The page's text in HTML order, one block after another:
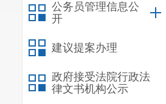
公务员管理信息公
开
建议提案办理
政府接受法院行政法
律文书机构公示